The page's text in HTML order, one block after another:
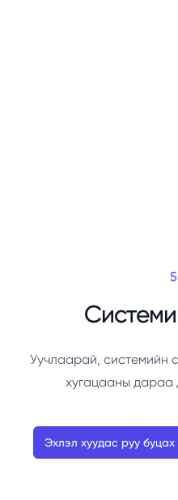
Уучлаарай, системийн
хугацааны дараа
Эхлэл хуудас руу буцах